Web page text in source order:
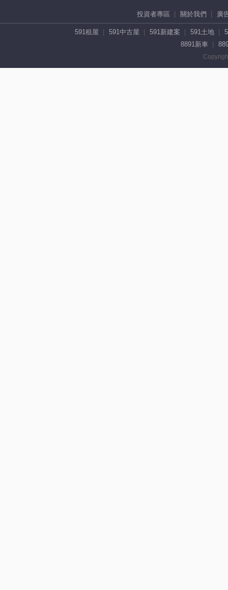
投資者專區 關於我們 廣
591租屋 591中古屋 591新建案 591土地
8891新車